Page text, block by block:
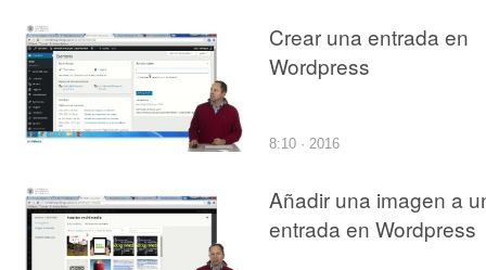
Crear una entrada en
Wordpress
8:10 · 2016
Añadir una imagen a
entrada en Wordpress